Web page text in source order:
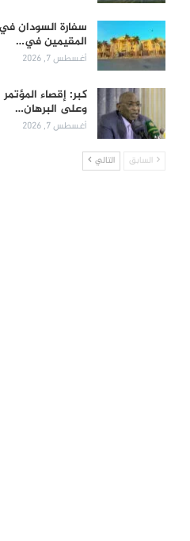
سفارة السودان
المقيمين في…
أغسطس 7, 2026
كبر: إقصاء
وعلى البرهان…
أغسطس 7, 2026
السابق التالي